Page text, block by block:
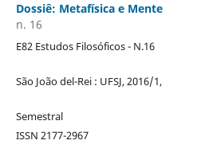
Dossiê: Metafísica e Mente
n. 16
E82 Estudos Filosóficos - N.16
São João del-Rei : UFSJ, 2016/1,
Semestral
ISSN 2177-2967